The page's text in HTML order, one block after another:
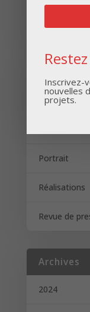
Actualités
Portrait
Réalisations
Revue de
Archives
2024
Inscrivez-
nouvelles
projets.